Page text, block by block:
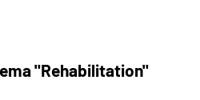
Kundenportal
"Rehabilitation"